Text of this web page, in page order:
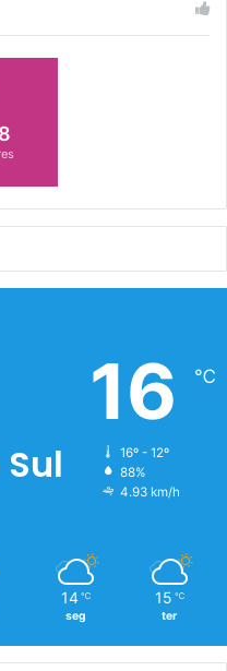
16 ℃
16º - 12º
88%
4.93 km/h
14 ℃
seg
15 ℃
ter